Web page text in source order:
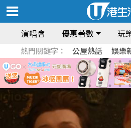
演唱會 優惠著數 玩
熱門關鍵字： 公屋熱話 娛樂